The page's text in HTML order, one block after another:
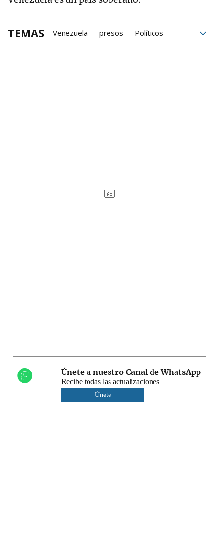
TEMAS Venezuela presos
Políticos
Únete a nuestro Canal de WhatsApp
Recibe todas las actualizaciones
Únete